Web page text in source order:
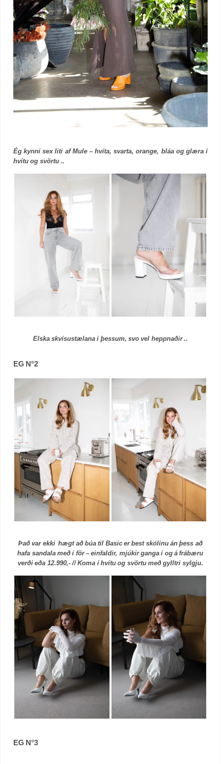
Ég kynni sex liti af Mule – hvíta, svarta, orange, bláa og glæra í
hvítu og svörtu ..
Elska skvísustælana í þessum, svo vel heppnaðir ..
EG N°2
Það var ekki hægt að búa til Basic er best skólínu án þess að
hafa sandala með í för – einfaldir, mjúkir ganga í og á frábæru
verði eða 12.990,- // Koma í hvítu og svörtu með gylltri sylgju.
EG N°3